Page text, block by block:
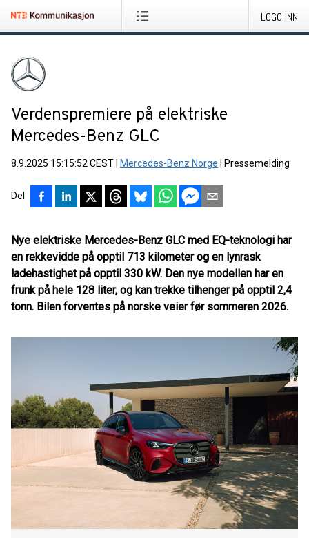
LOGG INN
Verdenspremiere på elektriske
Mercedes-Benz GLC
8.9.2025 15:15:52 CEST Mercedes-Benz Norge Pressemelding
Del
Nye elektriske Mercedes-Benz GLC med EQ-teknologi har
en rekkevidde på opptil 713 kilometer og en lynrask
ladehastighet på opptil 330 kW. Den nye modellen har en
frunk på hele 128 liter, og kan trekke tilhenger på opptil 2,4
tonn. Bilen forventes på norske veier før sommeren 2026.